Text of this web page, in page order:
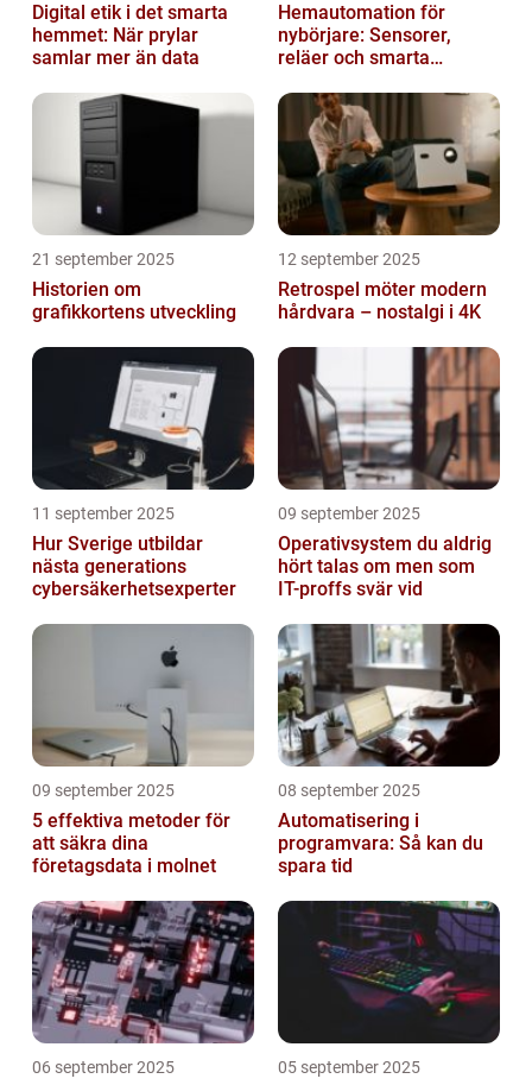
Digital etik i det smarta
hemmet: När prylar
samlar mer än data
Hemautomation för
nybörjare: Sensorer,
reläer och smarta
21 september 2025
Historien om
grafikkortens utveckling
12 september 2025
Retrospel möter modern
hårdvara – nostalgi i 4K
11 september 2025
Hur Sverige utbildar
nästa generations
cybersäkerhetsexperter
09 september 2025
Operativsystem du aldrig
hört talas om men som
IT-proffs svär vid
09 september 2025
5 effektiva metoder för
att säkra dina
företagsdata i molnet
08 september 2025
Automatisering i
programvara: Så kan du
spara tid
06 september 2025 05 september 2025